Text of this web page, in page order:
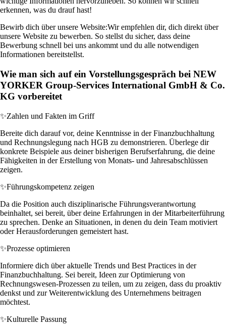
erkennen, was du drauf hast!
Bewirb dich über unsere Website:Wir empfehlen dir, dich direkt über
unsere Website zu bewerben. So stellst du sicher, dass deine
Bewerbung schnell bei uns ankommt und du alle notwendigen
Informationen bereitstellst.
Wie man sich auf ein Vorstellungsgespräch bei NEW
YORKER Group-Services International GmbH & Co.
KG vorbereitet
✨Zahlen und Fakten im Griff
Bereite dich darauf vor, deine Kenntnisse in der Finanzbuchhaltung
und Rechnungslegung nach HGB zu demonstrieren. Überlege dir
konkrete Beispiele aus deiner bisherigen Berufserfahrung, die deine
Fähigkeiten in der Erstellung von Monats- und Jahresabschlüssen
zeigen.
✨Führungskompetenz zeigen
Da die Position auch disziplinarische Führungsverantwortung
beinhaltet, sei bereit, über deine Erfahrungen in der Mitarbeiterführung
zu sprechen. Denke an Situationen, in denen du dein Team motiviert
oder Herausforderungen gemeistert hast.
✨Prozesse optimieren
Informiere dich über aktuelle Trends und Best Practices in der
Finanzbuchhaltung. Sei bereit, Ideen zur Optimierung von
Rechnungswesen-Prozessen zu teilen, um zu zeigen, dass du proaktiv
denkst und zur Weiterentwicklung des Unternehmens beitragen
möchtest.
✨Kulturelle Passung